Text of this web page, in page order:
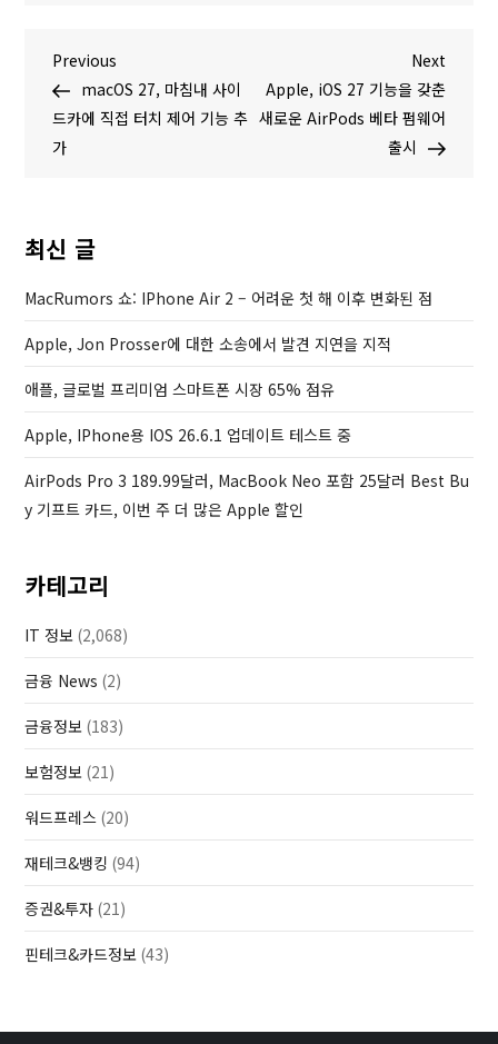
글
탐
P
r
e
v
s
P
o
s
Previous
macOS 27, 마침내 사이
드카에 직접 터치 제어 기능 추
가
N
e
x
t
Next
Apple, iOS 27 기능을 갖춘
새로운 AirPods 베타 펌웨어
출시
최신 글
MacRumors 쇼: IPhone Air 2 – 어려운 첫 해 이후 변화된 점
Apple, Jon Prosser에 대한 소송에서 발견 지연을 지적
애플, 글로벌 프리미엄 스마트폰 시장 65% 점유
Apple, IPhone용 IOS 26.6.1 업데이트 테스트 중
AirPods Pro 3 189.99달러, MacBook Neo 포함 25달러 Best Bu
Y 기프트 카드, 이번 주 더 많은 Apple 할인
카테고리
IT 정보 (2,068)
금융 News (2)
금융정보 (183)
보험정보 (21)
워드프레스 (20)
재테크&뱅킹 (94)
증권&투자 (21)
핀테크&카드정보 (43)